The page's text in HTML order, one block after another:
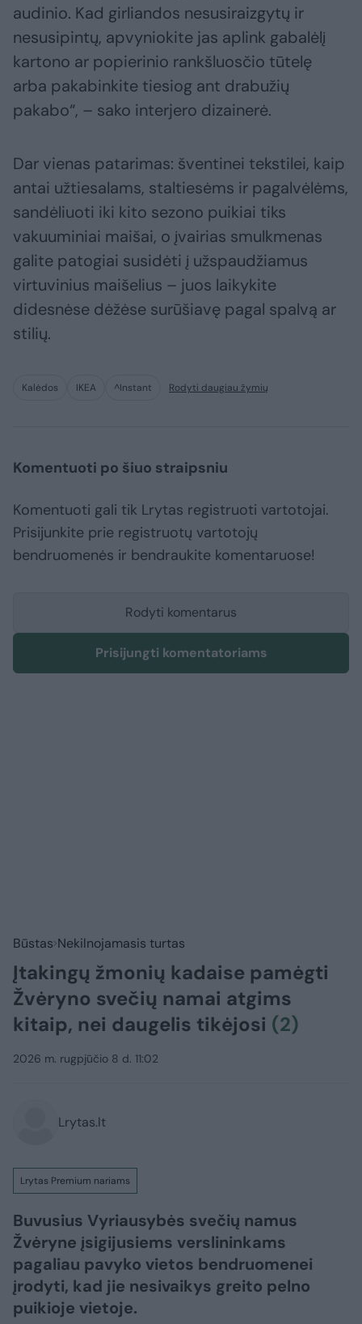
audinio. Kad girliandos nesusiraizgytų ir
nesusipintų, apvyniokite jas aplink gabalėlį
kartono ar popierinio rankšluosčio tūtelę
arba pakabinkite tiesiog ant drabužių
pakabo“, – sako interjero dizainerė.
Dar vienas patarimas: šventinei tekstilei, kaip
antai užtiesalams, staltiesėms ir pagalvėlėms,
sandėliuoti iki kito sezono puikiai tiks
vakuuminiai maišai, o įvairias smulkmenas
galite patogiai susidėti į užspaudžiamus
virtuvinius maišelius – juos laikykite
didesnėse dėžėse surūšiavę pagal spalvą ar
stilių.
Kalėdos IKEA ^Instant Rodyti daugiau žymių
Komentuoti po šiuo straipsniu
Komentuoti gali tik Lrytas registruoti vartotojai.
Prisijunkite prie registruotų vartotojų
bendruomenės ir bendraukite komentaruose!
Rodyti komentarus
Prisijungti komentatoriams
Būstas Nekilnojamasis turtas
Įtakingų žmonių kadaise pamėgti
Žvėryno svečių namai atgims
kitaip, nei daugelis tikėjosi (2)
2026 m. rugpjūčio 8 d. 11:02
Lrytas.lt
Lrytas Premium nariams
Buvusius Vyriausybės svečių namus
Žvėryne įsigijusiems verslininkams
pagaliau pavyko vietos bendruomenei
įrodyti, kad jie nesivaikys greito pelno
puikioje vietoje.